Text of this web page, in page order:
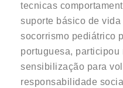
tecnicas
suporte básico de
socorrismo pediátrico
portuguesa, participou
sensibilização para
responsabilidade